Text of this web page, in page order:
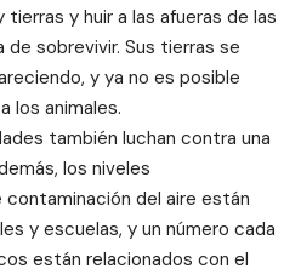
tierras y huir a las afueras de las
sobrevivir. Sus tierras se
y ya no es posible
los animales.
también luchan contra una
los niveles
del aire están
y escuelas, y un número cada
están relacionados con el